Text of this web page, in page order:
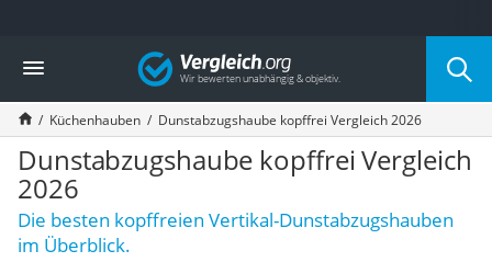
Die beliebtesten Vergleiche nach Kategorie
Haushalt
Wassersprudler
Zentralstaubsauger
Brotbackautomat
Wischroboter
Wäschespinne
Industriestaubsauger
Spülmaschinentabs
Vergleich
Küchenhauben Dunstabzugshaube kopffrei Vergleich 2026
Dunstabzugshaube kopffrei Vergleich
2026
Die besten kopffreien Vertikal-Dunstabzugshauben
im Überblick.